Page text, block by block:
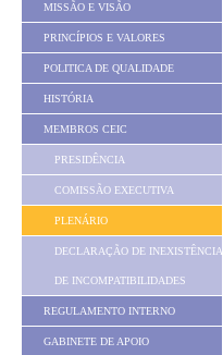
MISSÃO E VISÃO
PRINCÍPIOS E VALORES
POLITICA DE QUALIDADE
HISTÓRIA
MEMBROS CEIC
PRESIDÊNCIA
COMISSÃO EXECUTIVA
PLENÁRIO
DECLARAÇÃO DE INEXISTÊNCIA
DE INCOMPATIBILIDADES
REGULAMENTO INTERNO
GABINETE DE APOIO